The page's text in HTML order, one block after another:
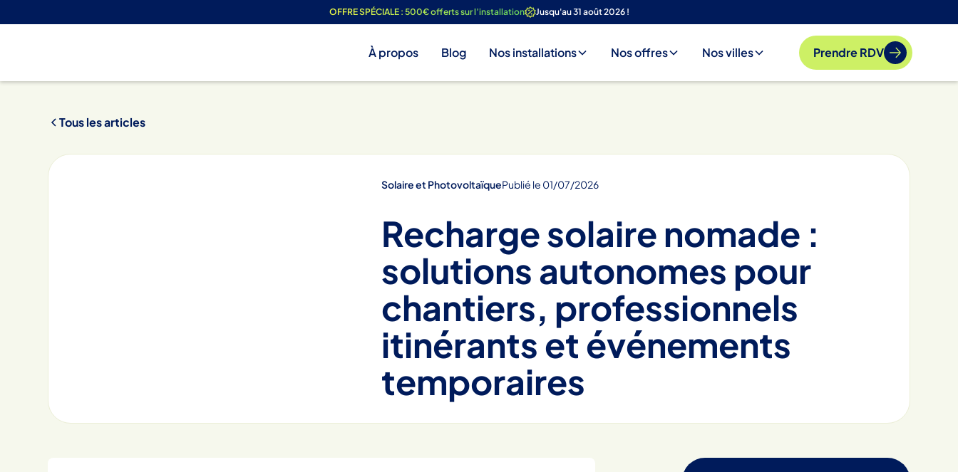
OFFRE SPÉCIALE : 500€ offerts sur l’installation Jusqu'au 31 août 2026 !
À propos Blog Nos installations Nos offres Nos villes Prendre RDV
Tous les articles
Solaire et PhotovoltaïquePublié le 01/07/2026
Recharge solaire nomade :
solutions autonomes pour
chantiers, professionnels
itinérants et événements
temporaires